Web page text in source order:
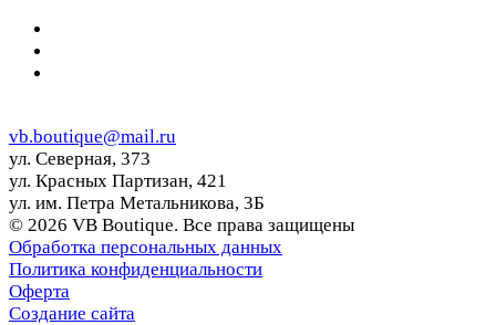
vb.boutique@mail.ru
ул. Северная, 373
ул. Красных Партизан, 421
ул. им. Петра Метальникова, 3Б
© 2026 VB Boutique. Все права защищены
Обработка персональных данных
Политика конфиденциальности
Оферта
Создание сайта